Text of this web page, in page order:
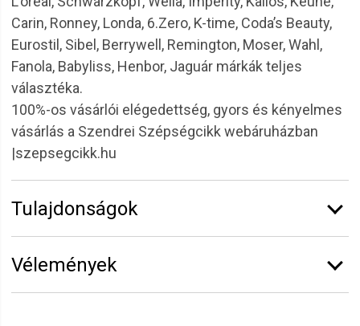
Carin, Ronney, Londa, 6.Zero, K-time, Coda’s Beauty,
Eurostil, Sibel, Berrywell, Remington, Moser, Wahl,
Fanola, Babyliss, Henbor, Jaguár márkák teljes
választéka.
100%-os vásárlói elégedettség, gyors és kényelmes
vásárlás a Szendrei Szépségcikk webáruházban
|szepsegcikk.hu
Tulajdonságok
Funkció:
Vélemények